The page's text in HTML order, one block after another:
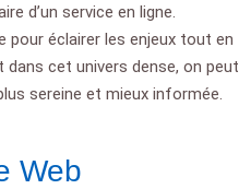
d’un service en ligne.
pour éclairer les enjeux tout en
cet univers dense, on peut
sereine et mieux informée.
Web